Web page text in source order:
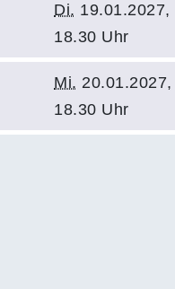
Di. 19.01.2027,
18.30 Uhr
Mi. 20.01.2027,
18.30 Uhr